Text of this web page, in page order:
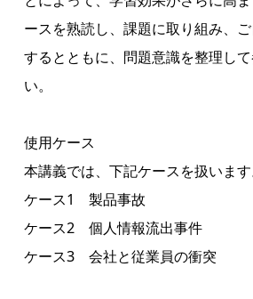
ースを熟読し、課題に取り組み、
するとともに、問題意識を整理し
い。
使用ケース
本講義では、下記ケースを扱います
ケース1 製品事故
ケース2 個人情報流出事件
ケース3 会社と従業員の衝突